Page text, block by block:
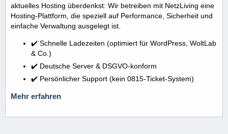
aktuelles Hosting überdenkst: Wir betreiben mit NetzLiving eine
Hosting-Plattform, die speziell auf Performance, Sicherheit und
einfache Verwaltung ausgelegt ist.
✔️ Schnelle Ladezeiten (optimiert für WordPress, WoltLab
& Co.)
✔️ Deutsche Server & DSGVO-konform
✔️ Persönlicher Support (kein 0815-Ticket-System)
Mehr erfahren